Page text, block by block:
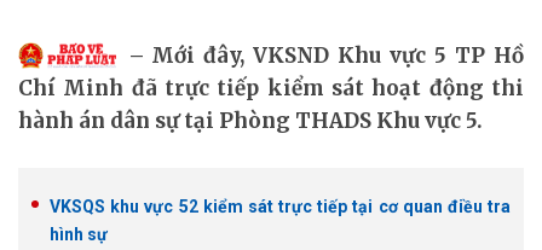
Mới đây, VKSND Khu vực 5 TP Hồ
Chí Minh đã trực tiếp kiểm sát hoạt động thi
hành án dân sự tại Phòng THADS Khu vực 5.
VKSQS khu vực 52 kiểm sát trực tiếp tại cơ quan điều tra
hình sự